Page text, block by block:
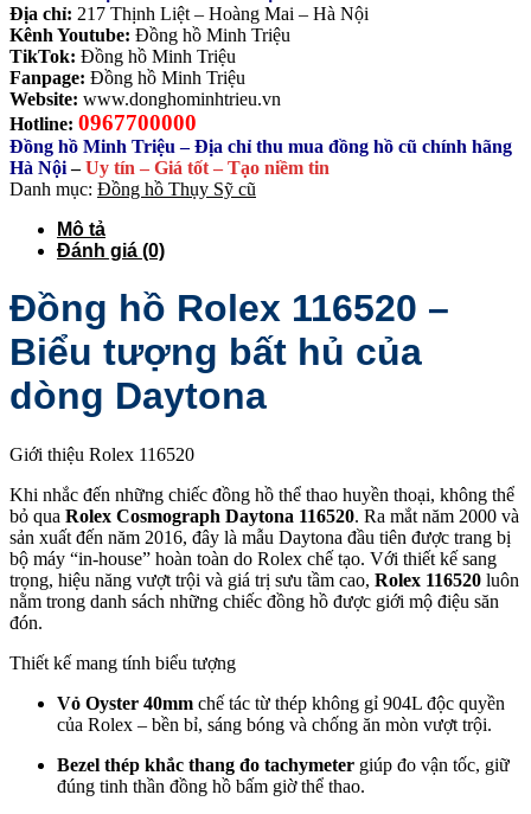
Địa chỉ: 217 Thịnh Liệt – Hoàng Mai – Hà Nội
Kênh Youtube: Đồng hồ Minh Triệu
TikTok: Đồng hồ Minh Triệu
Fanpage: Đồng hồ Minh Triệu
Website: www.donghominhtrieu.vn
Hotline: 0967700000
Đồng hồ Minh Triệu – Địa chỉ thu mua đồng hồ cũ chính hãng
Hà Nội–Uy tín – Giá tốt – Tạo niềm tin
Danh mục: Đồng hồ Thụy Sỹ cũ
Mô tả
Đánh giá (0)
Đồng hồ Rolex 116520 –
Biểu tượng bất hủ của
dòng Daytona
Giới thiệu Rolex 116520
Khi nhắc đến những chiếc đồng hồ thể thao huyền thoại, không thể
bỏ qua Rolex Cosmograph Daytona 116520. Ra mắt năm 2000 và
sản xuất đến năm 2016, đây là mẫu Daytona đầu tiên được trang bị
bộ máy “in-house” hoàn toàn do Rolex chế tạo. Với thiết kế sang
trọng, hiệu năng vượt trội và giá trị sưu tầm cao, Rolex 116520 luôn
nằm trong danh sách những chiếc đồng hồ được giới mộ điệu săn
đón.
Thiết kế mang tính biểu tượng
Vỏ Oyster 40mm chế tác từ thép không gỉ 904L độc quyền
của Rolex – bền bỉ, sáng bóng và chống ăn mòn vượt trội.
Bezel thép khắc thang đo tachymeter giúp đo vận tốc, giữ
đúng tinh thần đồng hồ bấm giờ thể thao.